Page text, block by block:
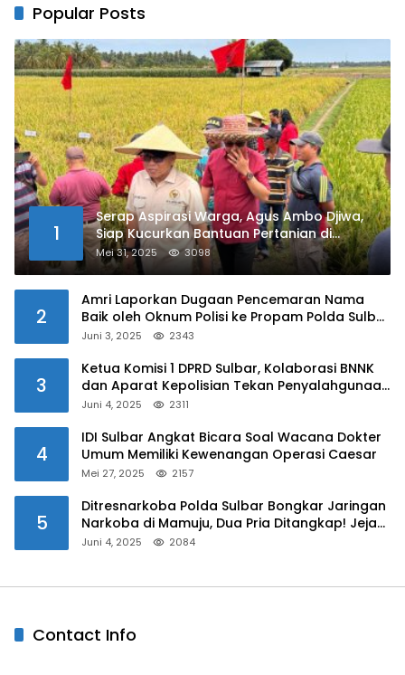
Popular Posts
1
Serap Aspirasi Warga, Agus Ambo Djiwa,
Siap Kucurkan Bantuan Pertanian di
Kalukku
Mei 31, 2025 3098
2
Amri Laporkan Dugaan Pencemaran Nama
Baik oleh Oknum Polisi ke Propam Polda Sulbar
Juni 3, 2025 2343
3
Ketua Komisi 1 DPRD Sulbar, Kolaborasi BNNK
dan Aparat Kepolisian Tekan Penyalahgunaan
Juni 4, 2025 2311
4
IDI Sulbar Angkat Bicara Soal Wacana Dokter
Umum Memiliki Kewenangan Operasi Caesar
Mei 27, 2025 2157
5
Ditresnarkoba Polda Sulbar Bongkar Jaringan
Narkoba di Mamuju, Dua Pria Ditangkap! Jejak
Juni 4, 2025 2084
Contact Info